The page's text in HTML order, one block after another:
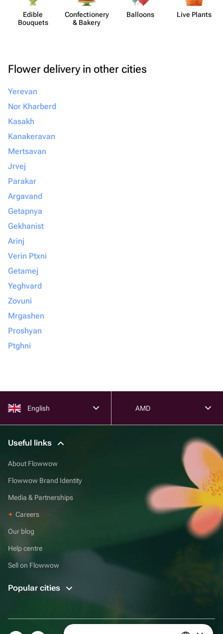
Edible
Bouquets
Confect​ionery
& Bakery
Balloons Live Plants
Flower delivery in other cities
Yerevan
Nor Kharberd
Kasakh
Kanakeravan
Mertsavan
Jrvej
Parakar
Argavand
Getapnya
Gekhanist
Arinj
Verin Ptxni
Getamej
Yeghvard
Zovuni
Mrgashen
Proshyan
Ptghni
English AMD
Useful links
About Flowwow
Flowwow Brand Identity
Media & Partnerships
Careers
Our blog
Help centre
Sell on Flowwow
Popular cities